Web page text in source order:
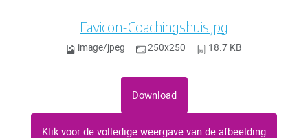
Favicon-Coachingshuis.jpg
image/jpeg 250x250 18.7 KB
Download
Klik voor de volledige weergave van de afbeelding